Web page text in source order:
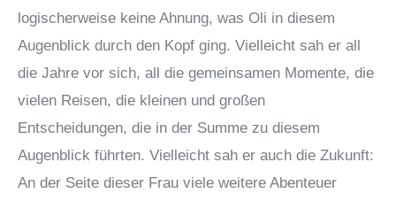
logischerweise keine Ahnung, was Oli in diesem
Augenblick durch den Kopf ging. Vielleicht sah er all
die Jahre vor sich, all die gemeinsamen Momente, die
vielen Reisen, die kleinen und großen
Entscheidungen, die in der Summe zu diesem
Augenblick führten. Vielleicht sah er auch die Zukunft:
An der Seite dieser Frau viele weitere Abenteuer